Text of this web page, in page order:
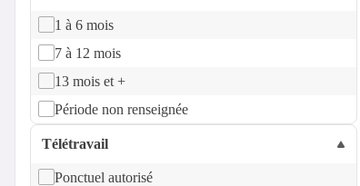
1 à 6 mois
7 à 12 mois
13 mois et +
Période non renseignée
Télétravail
Ponctuel autorisé